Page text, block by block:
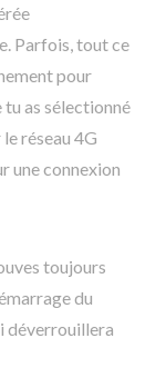
Parfois, tout ce
pour
as sélectionné
réseau 4G
une connexion
toujours
du
déverrouillera